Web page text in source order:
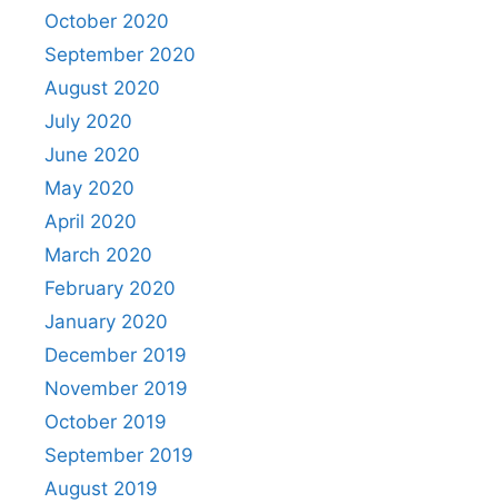
October 2020
September 2020
August 2020
July 2020
June 2020
May 2020
April 2020
March 2020
February 2020
January 2020
December 2019
November 2019
October 2019
September 2019
August 2019